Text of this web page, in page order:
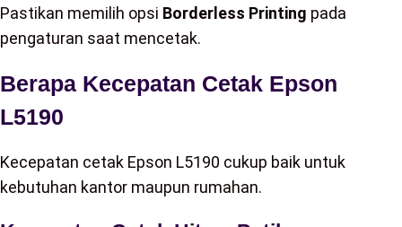
Pastikan memilih opsi Borderless Printing pada
pengaturan saat mencetak.
Berapa Kecepatan Cetak Epson
L5190
Kecepatan cetak Epson L5190 cukup baik untuk
kebutuhan kantor maupun rumahan.